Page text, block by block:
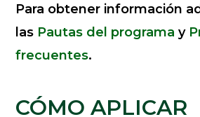
Para obtener información
las Pautas del programa y
frecuentes.
CÓMO APLICAR